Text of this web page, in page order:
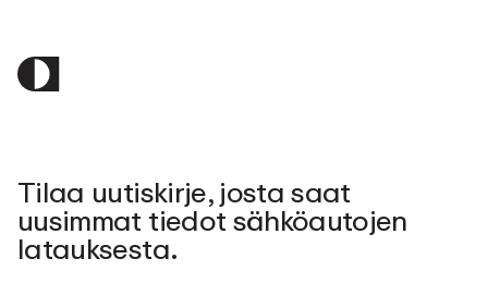
Tilaa uutiskirje, josta saat
uusimmat tiedot sähköautojen
latauksesta.